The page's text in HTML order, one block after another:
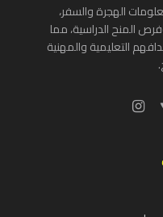
الهجرة والسفر،
المنح الدراسية، مما
التعليمية والمهنية